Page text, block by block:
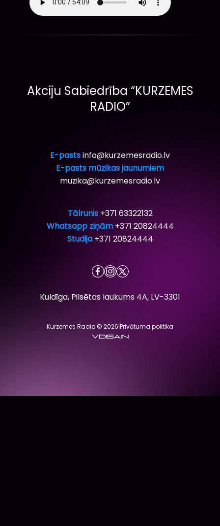
Akciju Sabiedrība “KURZEMES
RADIO”
E-pastsinfo@kurzemesradio.lv
E-pasts mūzikas jaunumiem
muzika@kurzemesradio.lv
Tālrunis +371 63322132
Whatsapp ziņām +371 20824444
Studija +371 20824444
Kuldīga, Pilsētas laukums 4A, LV-3301
Kurzemes Radio © 2026|Privātuma politika